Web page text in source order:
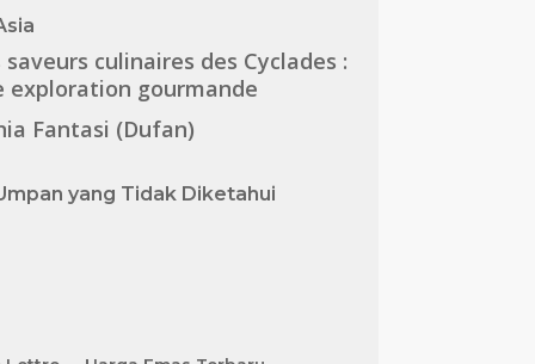
saveurs culinaires des Cyclades :
exploration gourmande
Fantasi (Dufan)
yang Tidak Diketahui